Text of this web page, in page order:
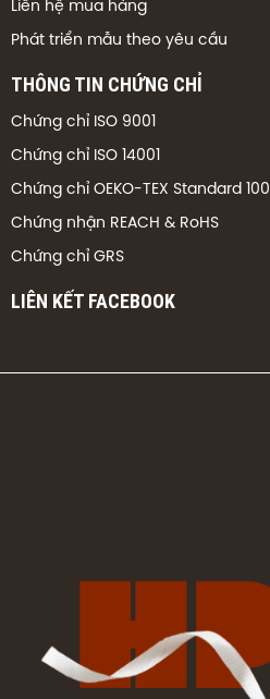
Liên hệ mua hàng
Phát triển mẫu theo yêu cầu
THÔNG TIN CHỨNG CHỈ
Chứng chỉ ISO 9001
Chứng chỉ ISO 14001
Chứng chỉ OEKO-TEX Standard 100
Chứng nhận REACH & RoHS
Chứng chỉ GRS
LIÊN KẾT FACEBOOK